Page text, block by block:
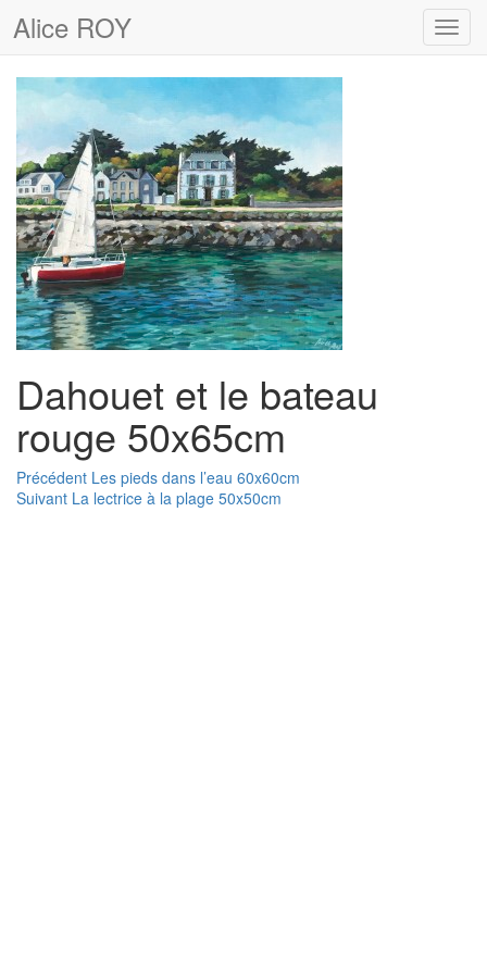
Alice ROY
Dahouet et le bateau
rouge 50x65cm
Navigation
de
Précédent Article
précédent :
Les pieds dans l’eau 60x60cm
Suivant Article
La lectrice à la plage 50x50cm